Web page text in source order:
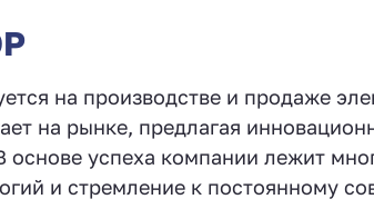
на производстве и продаже
на рынке, предлагая
успеха компании лежит
и стремление к постоянному